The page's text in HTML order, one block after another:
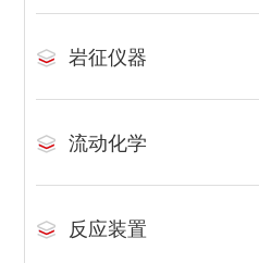
岩征仪器
流动化学
反应装置